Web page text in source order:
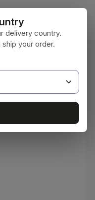
delivery country.
your order.